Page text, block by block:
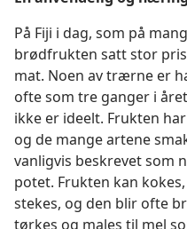
På Fiji i dag, som på
brødfrukten satt stor
mat. Noen av trærne er
ofte som tre ganger i
ikke er ideelt. Frukten
og de mange artene
vanligvis beskrevet som
potet. Frukten kan
stekes, og den blir ofte
tørkes og males til mel